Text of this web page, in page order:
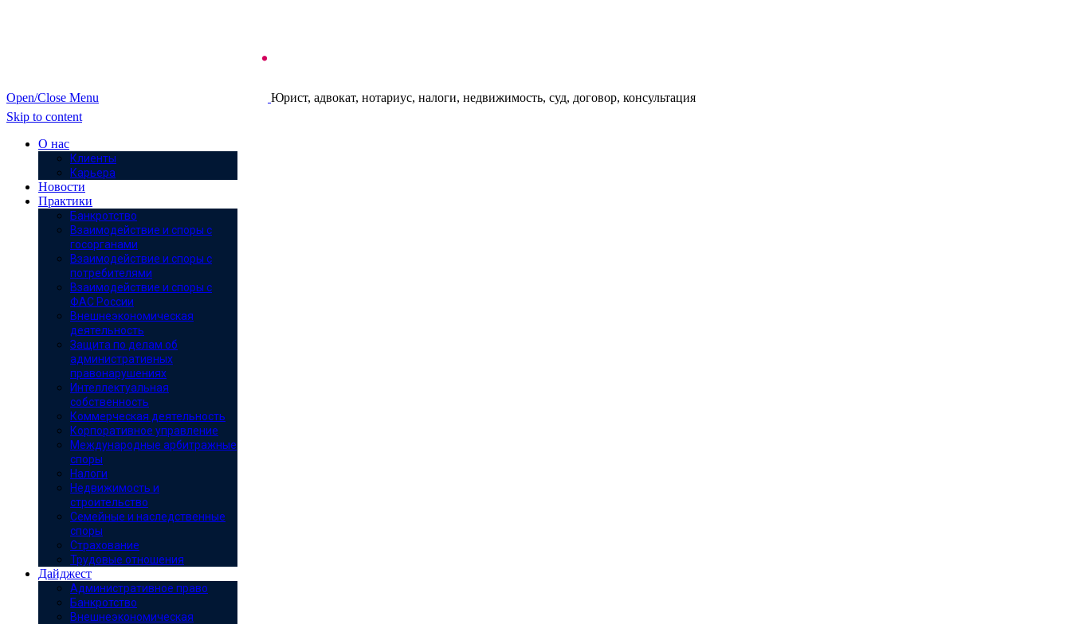
Open/Close Menu
Юрист, адвокат, нотариус, налоги, недвижимость, суд, договор, консультация
Skip to content
О нас
Клиенты
Карьера
Новости
Практики
Банкротство
Взаимодействие и споры с
госорганами
Взаимодействие и споры с
потребителями
Взаимодействие и споры с
ФАС России
Внешнеэкономическая
деятельность
Защита по делам об
административных
правонарушениях
Интеллектуальная
собственность
Коммерческая деятельность
Корпоративное управление
Международные арбитражные
споры
Налоги
Недвижимость и
строительство
Семейные и наследственные
споры
Страхование
Трудовые отношения
Дайджест
Административное право
Банкротство
Внешнеэкономическая